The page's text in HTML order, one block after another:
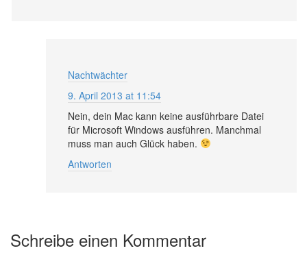
Nachtwächter
9. April 2013 at 11:54
Nein, dein Mac kann keine ausführbare Datei
für Microsoft Windows ausführen. Manchmal
muss man auch Glück haben.
Antworten
Schreibe einen Kommentar